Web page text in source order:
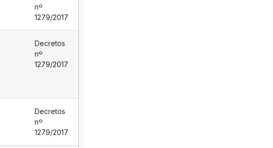
nº
1279/2017
Decretos
nº
1279/2017
Decretos
nº
1279/2017